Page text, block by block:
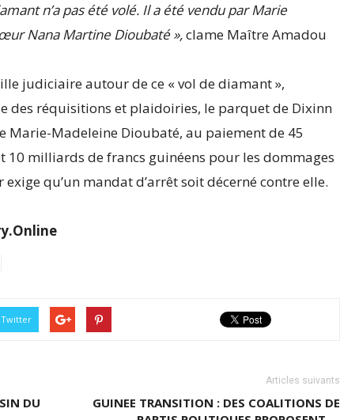
n’a pas été volé. Il a été vendu par Marie
Nana Martine Dioubaté »,clame Maître Amadou
judiciaire autour de ce « vol de diamant »,
des réquisitions et plaidoiries, le parquet de Dixinn
Marie-Madeleine Dioubaté, au paiement de 45
10 milliards de francs guinéens pour les dommages
qu’un mandat d’arrêt soit décerné contre elle.
Twitter
DU
Articles suivants
GUINEE TRANSITION : DES COALITIONS DE